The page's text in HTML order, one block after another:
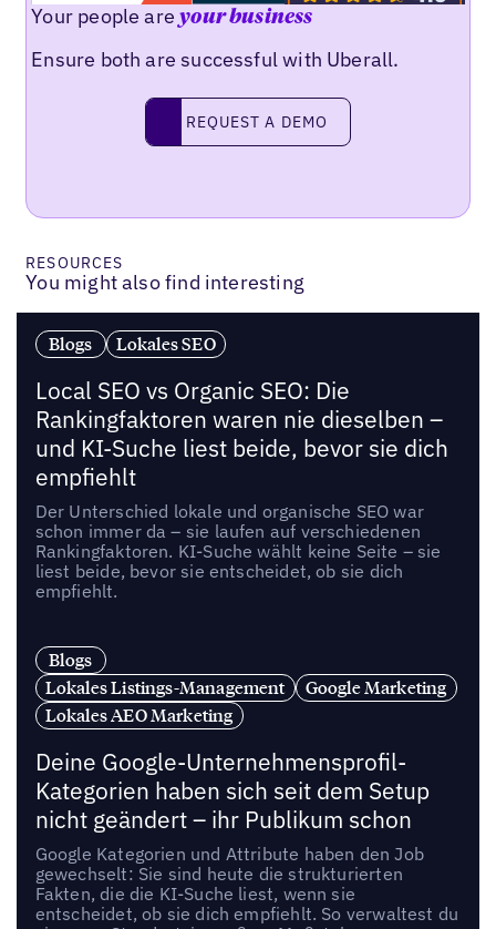
Your people areyour business
Ensure both are successful with Uberall.
Request a demo
REQUEST A DEMO
RESOURCES
You might also find interesting
Blogs Lokales SEO
Local SEO vs Organic SEO: Die
Rankingfaktoren waren nie dieselben –
und KI-Suche liest beide, bevor sie dich
empfiehlt
Der Unterschied lokale und organische SEO war
schon immer da – sie laufen auf verschiedenen
Rankingfaktoren. KI-Suche wählt keine Seite – sie
liest beide, bevor sie entscheidet, ob sie dich
empfiehlt.
Blogs
Lokales Listings-Management
Google Marketing
Lokales AEO Marketing
Deine Google-Unternehmensprofil-
Kategorien haben sich seit dem Setup
nicht geändert – ihr Publikum schon
Google Kategorien und Attribute haben den Job
gewechselt: Sie sind heute die strukturierten
Fakten, die die KI-Suche liest, wenn sie
entscheidet, ob sie dich empfiehlt. So verwaltest du